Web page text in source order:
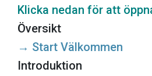
Klicka nedan för att
Översikt
→ Start Välkommen
Introduktion